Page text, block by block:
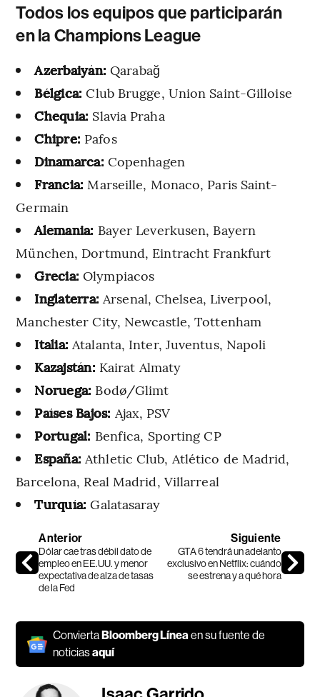
Todos los equipos que participarán
en la Champions League
Azerbaiyán: Qarabağ
Bélgica: Club Brugge, Union Saint-Gilloise
Chequia: Slavia Praha
Chipre: Pafos
Dinamarca: Copenhagen
Francia: Marseille, Monaco, Paris Saint-
Germain
Alemania: Bayer Leverkusen, Bayern
München, Dortmund, Eintracht Frankfurt
Grecia: Olympiacos
Inglaterra: Arsenal, Chelsea, Liverpool,
Manchester City, Newcastle, Tottenham
Italia: Atalanta, Inter, Juventus, Napoli
Kazajstán: Kairat Almaty
Noruega: Bodø/Glimt
Países Bajos: Ajax, PSV
Portugal: Benfica, Sporting CP
España: Athletic Club, Atlético de Madrid,
Barcelona, Real Madrid, Villarreal
Turquía: Galatasaray
Anterior
Dólar cae tras débil dato de
empleo en EE.UU. y menor
expectativa de alza de tasas
de la Fed
Siguiente
GTA 6 tendrá un adelanto
exclusivo en Netflix: cuándo
se estrena y a qué hora
ConviertaBloomberg Líneaen su fuente de
noticiasaquí